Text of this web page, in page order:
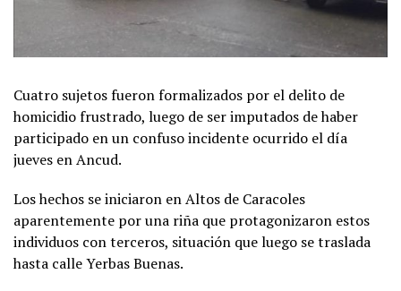
Cuatro sujetos fueron formalizados por el delito de
homicidio frustrado, luego de ser imputados de haber
participado en un confuso incidente ocurrido el día
jueves en Ancud.
Los hechos se iniciaron en Altos de Caracoles
aparentemente por una riña que protagonizaron estos
individuos con terceros, situación que luego se traslada
hasta calle Yerbas Buenas.